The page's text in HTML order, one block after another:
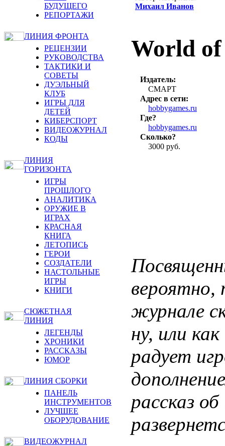
БУДУЩЕГО
РЕПОРТАЖИ
ЛИНИЯ ФРОНТА
РЕЦЕНЗИИ
РУКОВОДСТВА
ТАКТИКИ И
СОВЕТЫ
ДУЭЛЬНЫЙ
КЛУБ
ИГРЫ ДЛЯ
ДЕТЕЙ
КИБЕРСПОРТ
ВИДЕОЖУРНАЛ
КОДЫ
ЛИНИЯ
ГОРИЗОНТА
ИГРЫ
ПРОШЛОГО
АНАЛИТИКА
ОРУЖИЕ В
ИГРАХ
КРАСНАЯ
КНИГА
ЛЕТОПИСЬ
ГЕРОИ
СОЗДАТЕЛИ
НАСТОЛЬНЫЕ
ИГРЫ
КНИГИ
СЮЖЕТНАЯ
ЛИНИЯ
ЛЕГЕНДЫ
ХРОНИКИ
РАССКАЗЫ
ЮМОР
ЛИНИЯ СБОРКИ
ПАНЕЛЬ
ИНСТРУМЕНТОВ
ЛУЧШЕЕ
ОБОРУДОВАНИЕ
ВИДЕОЖУРНАЛ
Михаил Иванов
World
Издатель:
СМАРТ
Адрес в сети:
hobbygames.ru
Где?
hobbygames.ru
Сколько?
3000 руб.
вероятно,
журнале
ну, или
радует
рассказ